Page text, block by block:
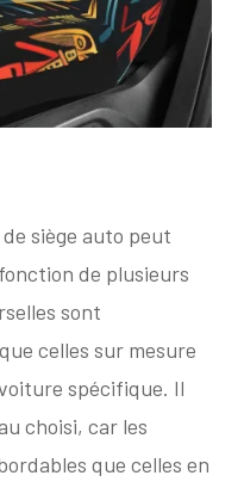
siège auto peut
de plusieurs
sont
celles sur mesure
spécifique. Il
choisi, car les
que celles en